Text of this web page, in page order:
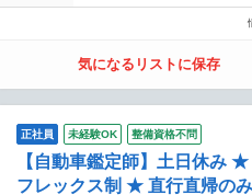
気になるリストに保存
正社員 未経験OK 整備資格不問
【自動車鑑定師】土日休み
フレックス制 ★ 直行直帰のみ